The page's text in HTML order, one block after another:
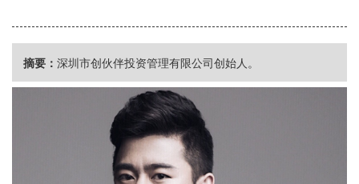
摘要： 深圳市创伙伴投资管理有限公司创始人。